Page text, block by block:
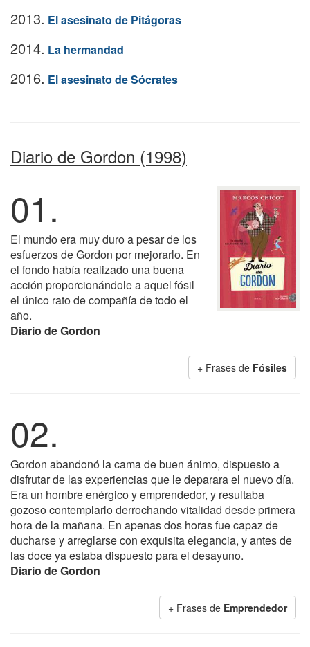
2013. El asesinato de Pitágoras
2014. La hermandad
2016. El asesinato de Sócrates
Diario de Gordon (1998)
01.
El mundo era muy duro a pesar de los
esfuerzos de Gordon por mejorarlo. En
el fondo había realizado una buena
acción proporcionándole a aquel fósil
el único rato de compañía de todo el
año.
Diario de Gordon
+ Frases de Fósiles
02.
Gordon abandonó la cama de buen ánimo, dispuesto a
disfrutar de las experiencias que le deparara el nuevo día.
Era un hombre enérgico y emprendedor, y resultaba
gozoso contemplarlo derrochando vitalidad desde primera
hora de la mañana. En apenas dos horas fue capaz de
ducharse y arreglarse con exquisita elegancia, y antes de
las doce ya estaba dispuesto para el desayuno.
Diario de Gordon
+ Frases de Emprendedor